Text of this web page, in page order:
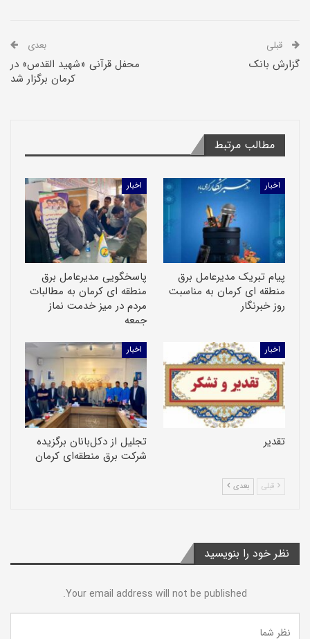
قبلی
گزارش بانک
بعدی
محفل قرآنی «شهید القدس» در
کرمان برگزار شد
مطالب مرتبط
اخبار
پیام تبریک مدیرعامل برق
منطقه ای کرمان به مناسبت
روز خبرنگار
اخبار
پاسخگویی مدیرعامل برق
منطقه ای کرمان به مطالبات
مردم در میز خدمت نماز
جمعه
اخبار
تقدیر
اخبار
تجلیل از دکل‌بانان برگزیده
شرکت برق منطقه‌ای کرمان
قبلی بعدی
نظر خود را بنویسید
Your email address will not be published.